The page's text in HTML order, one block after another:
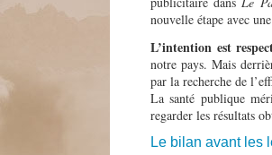
nouvelle étape avec
L’intention est
notre pays. Mais
par la recherche de
La santé publique
regarder les résultats
Le bilan avant les